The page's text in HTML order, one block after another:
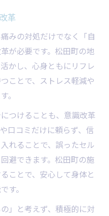
革
みの対処だけでなく「自
が必要です。松田町の地
かし、心身ともにリフレ
ことで、ストレス軽減や
。
つけることも、意識改革
口コミだけに頼らず、信
れることで、誤ったセル
避できます。松田町の施
ことで、安心して身体と
す。
」と考えず、積極的に対